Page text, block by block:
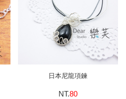
日本尼龍項鍊
NT.80